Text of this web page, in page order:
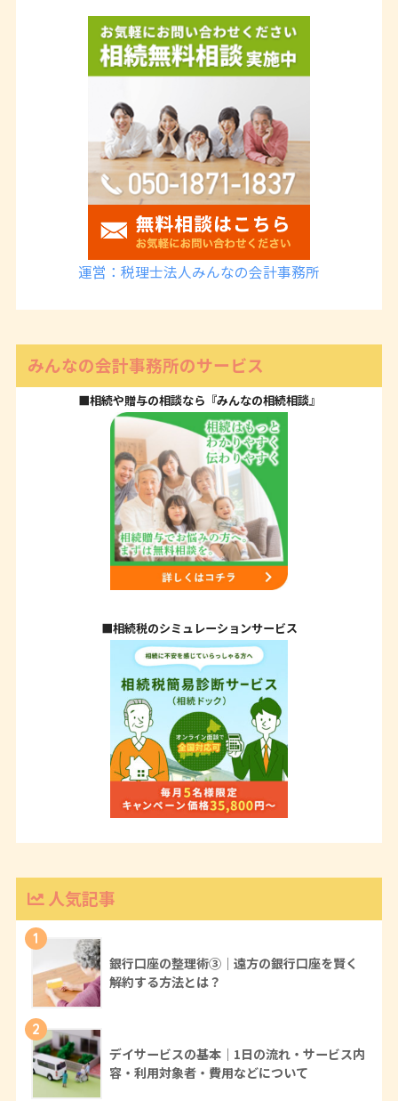
運営：税理士法人みんなの会計事務所
みんなの会計事務所のサービス
■相続や贈与の相談なら『みんなの相続相談』
■相続税のシミュレーションサービス
人気記事
1
銀行口座の整理術③｜遠方の銀行口座を賢く
解約する方法とは？
2
デイサービスの基本｜1日の流れ・サービス内
容・利用対象者・費用などについて